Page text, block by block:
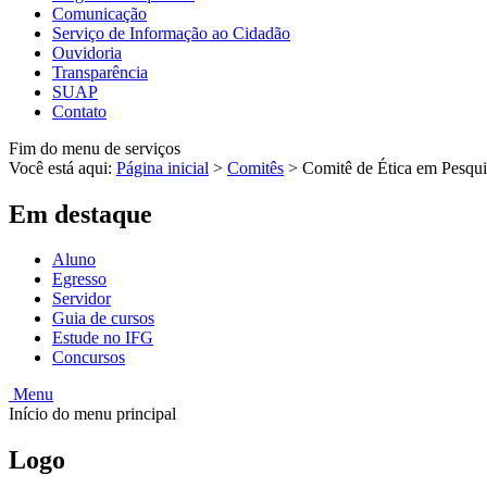
Comunicação
Serviço de Informação ao Cidadão
Ouvidoria
Transparência
SUAP
Contato
Fim do menu de serviços
Você está aqui: Página inicial > Comitês > Comitê de Ética em
Em destaque
Aluno
Egresso
Servidor
Guia de cursos
Estude no IFG
Concursos
Menu
Início do menu principal
Logo